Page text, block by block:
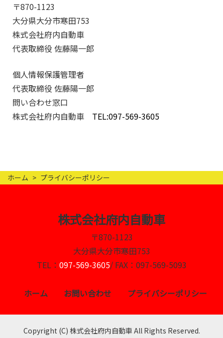
〒870-1123
大分県大分市寒田753
株式会社府内自動車
代表取締役 佐藤陽一郎
個人情報保護管理者
代表取締役 佐藤陽一郎
問い合わせ窓口
株式会社府内自動車
TEL:097-569-3605
ホーム プライバシーポリシー
株式会社府内自動車
〒870-1123
大分県大分市寒田753
TEL： 097-569-3605/ FAX：097-569-5093
ホーム お問い合わせ プライバシーポリシー
Copyright (C) 株式会社府内自動車 All Rights Reserved.